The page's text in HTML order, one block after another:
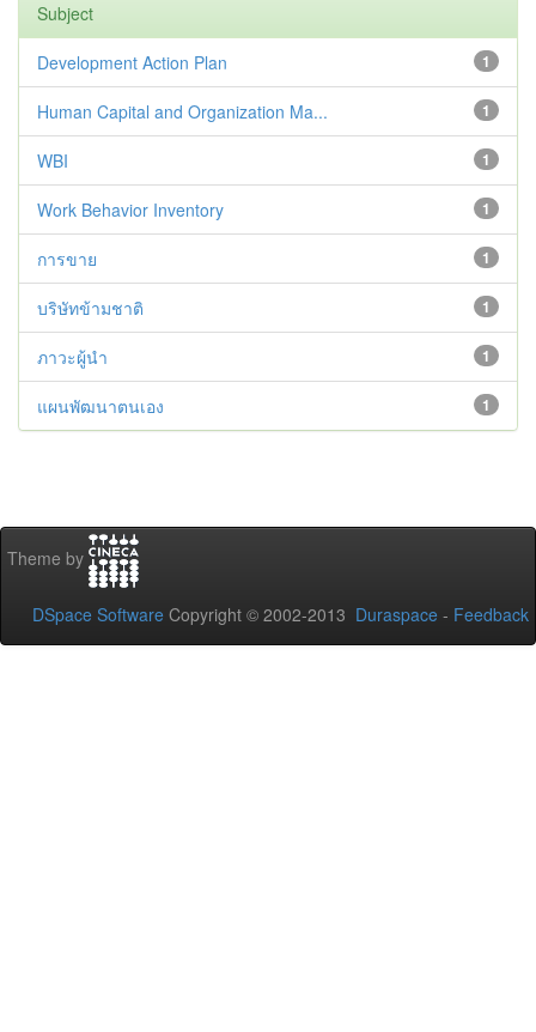
Subject
1
Development Action Plan
1
Human Capital and Organization Ma...
1
WBI
1
Work Behavior Inventory
1
การขาย
1
บริษัทข้ามชาติ
1
ภาวะผู้นำ
1
แผนพัฒนาตนเอง
Theme by
DSpace Software Copyright © 2002-2013 Duraspace - Feedback